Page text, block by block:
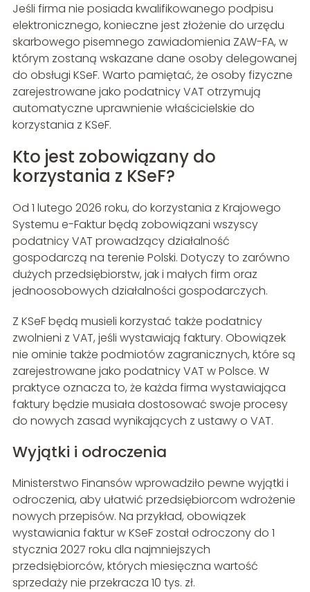
Jeśli firma nie posiada kwalifikowanego podpisu
elektronicznego, konieczne jest złożenie do urzędu
skarbowego pisemnego zawiadomienia ZAW-FA, w
którym zostaną wskazane dane osoby delegowanej
do obsługi KSeF. Warto pamiętać, że osoby fizyczne
zarejestrowane jako podatnicy VAT otrzymują
automatyczne uprawnienie właścicielskie do
korzystania z KSeF.
Kto jest zobowiązany do
korzystania z KSeF?
Od 1 lutego 2026 roku, do korzystania z Krajowego
Systemu e-Faktur będą zobowiązani wszyscy
podatnicy VAT prowadzący działalność
gospodarczą na terenie Polski. Dotyczy to zarówno
dużych przedsiębiorstw, jak i małych firm oraz
jednoosobowych działalności gospodarczych.
Z KSeF będą musieli korzystać także podatnicy
zwolnieni z VAT, jeśli wystawiają faktury. Obowiązek
nie ominie także podmiotów zagranicznych, które są
zarejestrowane jako podatnicy VAT w Polsce. W
praktyce oznacza to, że każda firma wystawiająca
faktury będzie musiała dostosować swoje procesy
do nowych zasad wynikających z ustawy o VAT.
Wyjątki i odroczenia
Ministerstwo Finansów wprowadziło pewne wyjątki i
odroczenia, aby ułatwić przedsiębiorcom wdrożenie
nowych przepisów. Na przykład, obowiązek
wystawiania faktur w KSeF został odroczony do 1
stycznia 2027 roku dla najmniejszych
przedsiębiorców, których miesięczna wartość
sprzedaży nie przekracza 10 tys. zł.